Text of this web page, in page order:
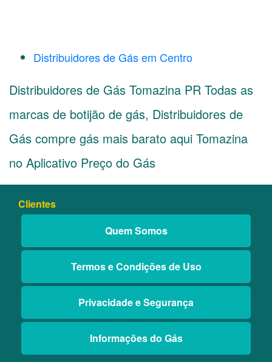
Distribuidores de Gás em Centro
Distribuidores de Gás Tomazina PR Todas as
marcas de botijão de gás, Distribuidores de
Gás compre gás mais barato aqui Tomazina
no Aplicativo Preço do Gás
Clientes
Quem Somos
Termos e Condições de Uso
Privacidade e Segurança
Informações do Gás